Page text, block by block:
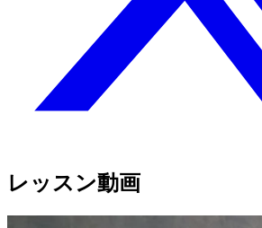
レッスン動画